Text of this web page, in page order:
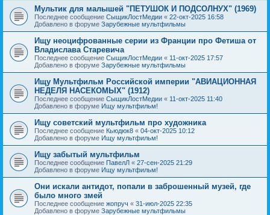
Мультик для малышей "ПЕТУШОК И ПОДСОЛНУХ" (1969)
Последнее сообщение СыщикЛостМедии « 22-окт-2025 16:58
Добавлено в форуме Зарубежные мультфильмы
Ищу неоцифрованные серии из Франции про Фетиша от
Владислава Старевича
Последнее сообщение СыщикЛостМедии « 11-окт-2025 17:57
Добавлено в форуме Зарубежные мультфильмы
Ищу Мультфильм Российской империи "АВИАЦИОННАЯ
НЕДЕЛЯ НАСЕКОМЫХ" (1912)
Последнее сообщение СыщикЛостМедии « 11-окт-2025 11:40
Добавлено в форуме Ищу мультфильм!
Ищу советский мультфильм про художника
Последнее сообщение Кьюдюк8 « 04-окт-2025 10:12
Добавлено в форуме Ищу мультфильм!
Ищу забытый мультфильм
Последнее сообщение ПавелЛ « 27-сен-2025 21:29
Добавлено в форуме Ищу мультфильм!
Они искали антидот, попали в заброшенный музей, где
было много змей
Последнее сообщение жопруч « 31-июл-2025 22:35
Добавлено в форуме Зарубежные мультфильмы